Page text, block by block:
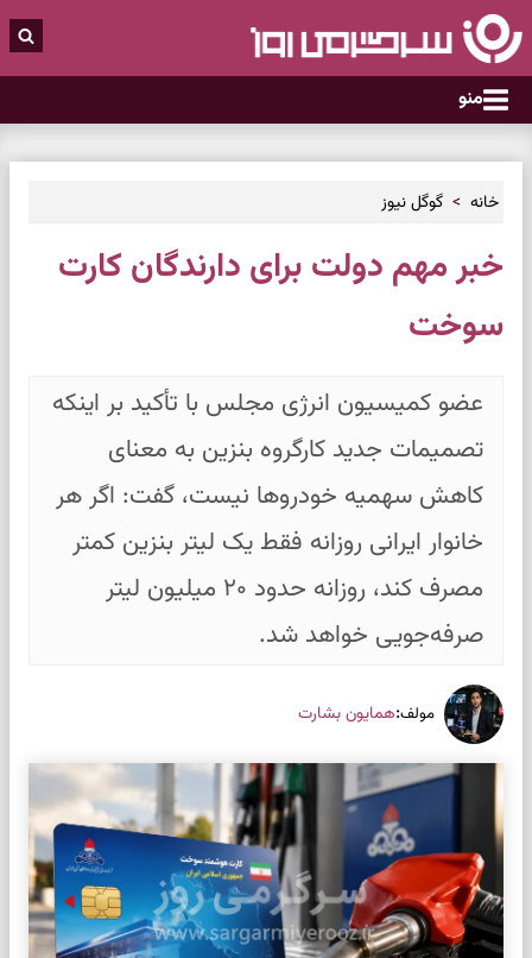
منو
خانه گوگل نیوز
خبر مهم دولت برای دارندگان کارت
سوخت
عضو کمیسیون انرژی مجلس با تأکید بر اینکه
تصمیمات جدید کارگروه بنزین به معنای
کاهش سهمیه خودروها نیست، گفت: اگر هر
خانوار ایرانی روزانه فقط یک لیتر بنزین کمتر
مصرف کند، روزانه حدود ۲۰ میلیون لیتر
صرفه‌جویی خواهد شد.
مولف:همایون بشارت